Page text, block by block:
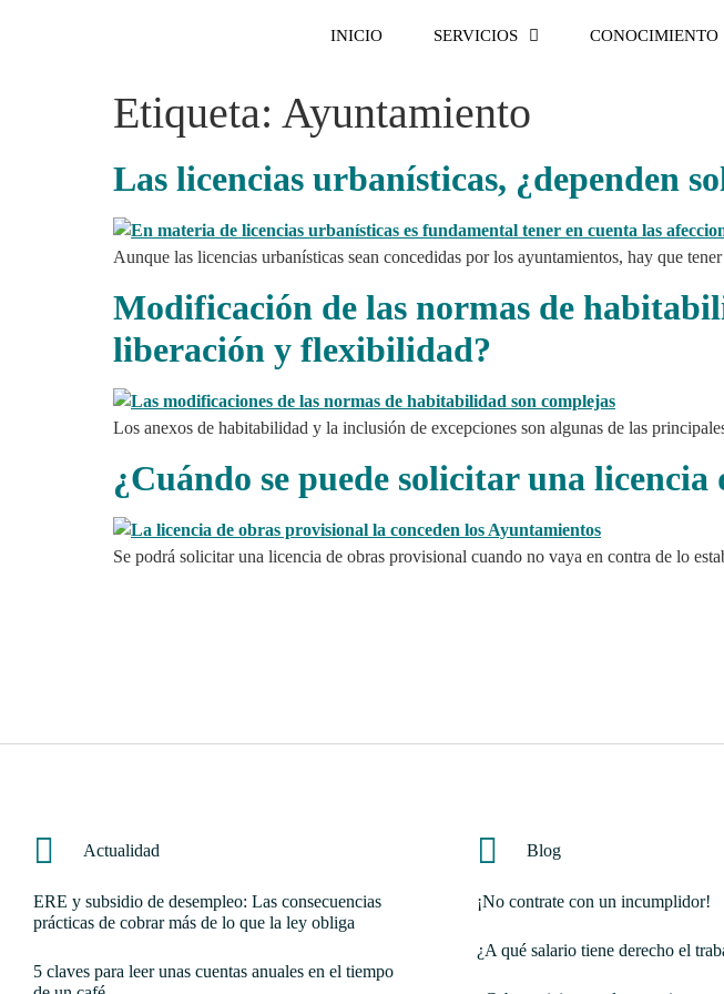
INICIO SERVICIOS CONOCIMIENTO
Etiqueta: Ayuntamiento
Las licencias urbanísticas, ¿dependen
Aunque las licencias urbanísticas sean concedidas por los ayuntamientos, hay que
Modificación de las normas de
liberación y flexibilidad?
Los anexos de habitabilidad y la inclusión de excepciones son algunas de las
¿Cuándo se puede solicitar una
Se podrá solicitar una licencia de obras provisional cuando no vaya en contra de lo
Actualidad
ERE y subsidio de desempleo: Las consecuencias
prácticas de cobrar más de lo que la ley obliga
5 claves para leer unas cuentas anuales en el tiempo
Blog
¡No contrate con un incumplidor!
¿A qué salario tiene derecho el